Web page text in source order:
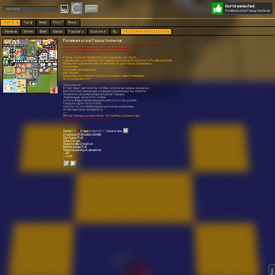
Login
Worlds 🗺 Top 🏆 News Polls About
Games 👾 Online Best Warps Popular 🔥 Explore 🧭 My Ролевая игра: Город Хомяков
Ролевая игра: Город Хомяков
Привет!Это город,все вы знаете что в мини-играх есть ролевые
игры,в которые можно поиграть с друзьям
или просто погулять и посмотреть на город,
---------------------
Город хомяков позволяет вам здорово сыграть
с друзьями или просто поглядеть на город! Играйте это Ролевая Игра!
Играйте с друзьями! Вы можете быть доктором ,пожарным,
учителем,
или даже продавцом в
магазине!
Буду рад за отзывы городу, а также ставьте звезды,
если понравится!
Подсказка!
В торговых автоматах чтобы купить не нужны ресурсы!
Достаточно изумруды и сундуки,изумруды вы можете
поменять на эмеральды в банке города,
Эмеральды-Для того чтобы
купить вещь например,еда напитки и так далее,
Сундуки-Для того чтобы
купить то что необходимо для игры,например
огнетушитель пожарного.
--
Автор города и строитель -[🐹 Топ4ик🐹]Хомка про
Игра -Тип-Ролевая игра- игра
Игра -№1-
Owner: [L egi on Wоrld XD] Хомка про
Created: 27.04.2023 09:08
Gen type: Flat
Size: Large
Game mode: Creative
Battle mode: PvE
Mobs spawning is disabled
⭐ 25
👀 3.3K
World selected
Ролевая игра: Город Хомяков